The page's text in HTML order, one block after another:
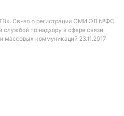
Св-во о регистрации СМИ ЭЛ №ФС
службой по надзору в сфере связи,
массовых коммуникаций 23.11.2017